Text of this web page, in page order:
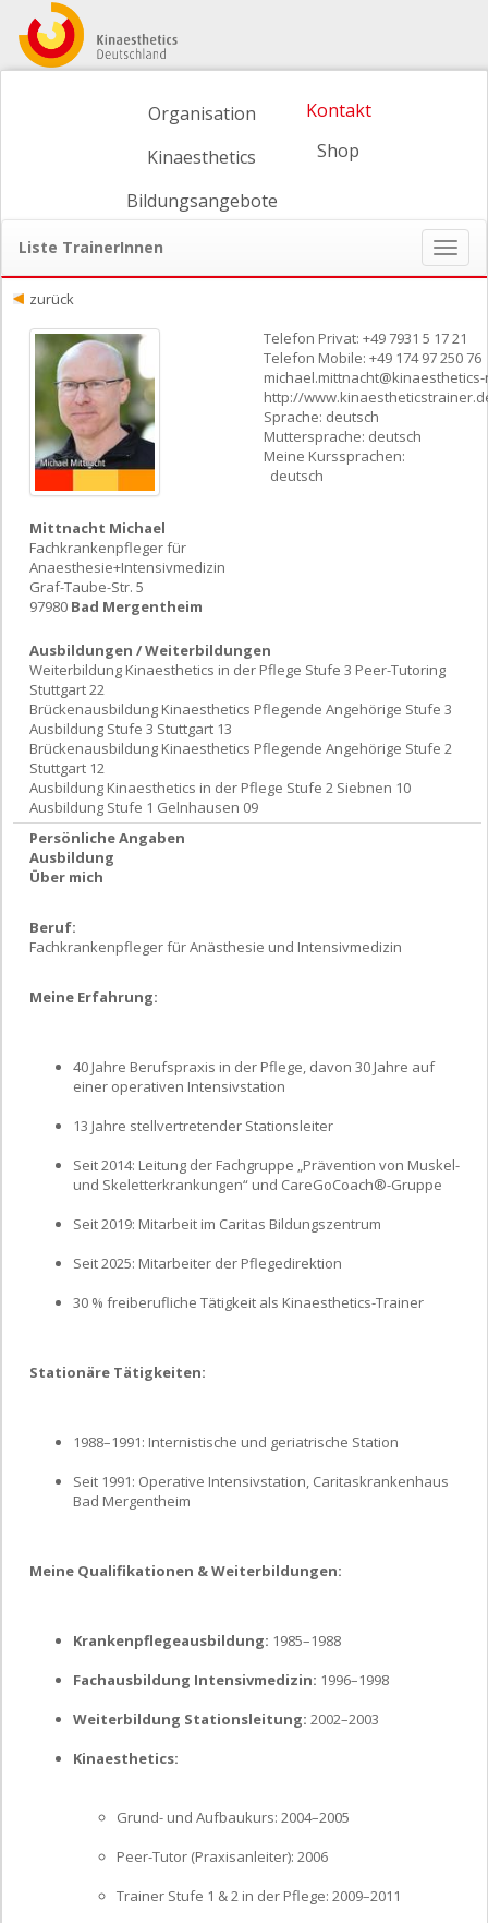
Organisation
Kinaesthetics
Bildungsangebote
Kontakt
Shop
Liste TrainerInnen
ein-/
zurück
Mittnacht Michael
Fachkrankenpfleger für
Anaesthesie+Intensivmedizin
Graf-Taube-Str. 5
97980 Bad Mergentheim
Telefon Privat: +49 7931 5 17 21
Telefon Mobile: +49 174 97 250 76
http://
Sprache: deutsch
Muttersprache: deutsch
Meine Kurssprachen:
deutsch
Ausbildungen / Weiterbildungen
Weiterbildung Kinaesthetics in der Pflege Stufe 3 Peer-Tutoring
Stuttgart 22
Brückenausbildung Kinaesthetics Pflegende Angehörige Stufe 3
Ausbildung Stufe 3 Stuttgart 13
Brückenausbildung Kinaesthetics Pflegende Angehörige Stufe 2
Stuttgart 12
Ausbildung Kinaesthetics in der Pflege Stufe 2 Siebnen 10
Ausbildung Stufe 1 Gelnhausen 09
Persönliche Angaben
Ausbildung
Über mich
Beruf:
Fachkrankenpfleger für Anästhesie und Intensivmedizin
Meine Erfahrung:
40 Jahre Berufspraxis in der Pflege, davon 30 Jahre auf
einer operativen Intensivstation
13 Jahre stellvertretender Stationsleiter
Seit 2014: Leitung der Fachgruppe „Prävention von Muskel-
und Skeletterkrankungen“ und CareGoCoach®-Gruppe
Seit 2019: Mitarbeit im Caritas Bildungszentrum
Seit 2025: Mitarbeiter der Pflegedirektion
30 % freiberufliche Tätigkeit als Kinaesthetics-Trainer
Stationäre Tätigkeiten:
1988–1991: Internistische und geriatrische Station
Seit 1991: Operative Intensivstation, Caritaskrankenhaus
Bad Mergentheim
Meine Qualifikationen & Weiterbildungen:
Krankenpflegeausbildung: 1985–1988
Fachausbildung Intensivmedizin: 1996–1998
Weiterbildung Stationsleitung: 2002–2003
Kinaesthetics:
Grund- und Aufbaukurs: 2004–2005
Peer-Tutor (Praxisanleiter): 2006
Trainer Stufe 1 & 2 in der Pflege: 2009–2011